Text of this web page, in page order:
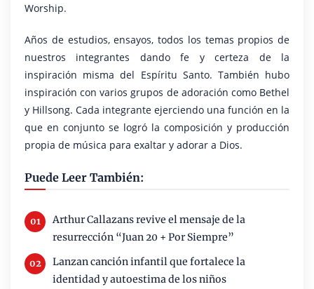
Worship.
Años de estudios, ensayos, todos los temas propios de
nuestros integrantes dando fe y certeza de la
inspiración misma del Espíritu Santo. También hubo
inspiración con varios grupos de adoración como Bethel
y Hillsong. Cada integrante ejerciendo una función en la
que en conjunto se logró la composición y producción
propia de música para exaltar y adorar a Dios.
Puede Leer También:
Arthur Callazans revive el mensaje de la
resurrección “Juan 20 + Por Siempre”
Lanzan canción infantil que fortalece la
identidad y autoestima de los niños